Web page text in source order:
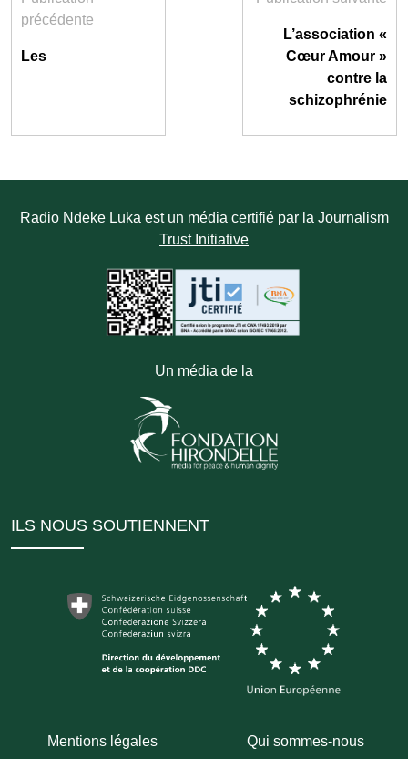
précédente
Les
L’association «
Cœur Amour »
contre la
schizophrénie
Radio Ndeke Luka est un média certifié par la Journalism
Trust Initiative
Un média de la
ILS NOUS SOUTIENNENT
Mentions légales Qui sommes-nous